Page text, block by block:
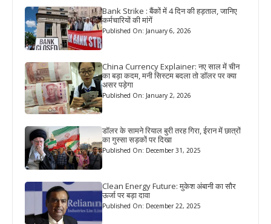
Bank Strike : बैंकों में 4 दिन की हड़ताल, जानिए
कर्मचारियों की मांगें
Published On: January 6, 2026
China Currency Explainer: नए साल में चीन
का बड़ा कदम, मनी सिस्टम बदला तो डॉलर पर क्या
असर पड़ेगा
Published On: January 2, 2026
डॉलर के सामने रियाल बुरी तरह गिरा, ईरान में छात्रों
का गुस्सा सड़कों पर दिखा
Published On: December 31, 2025
Clean Energy Future: मुकेश अंबानी का सौर
ऊर्जा पर बड़ा दावा
Published On: December 22, 2025